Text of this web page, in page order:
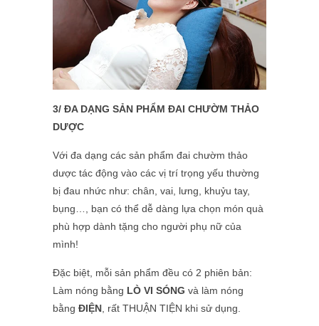
3/ ĐA DẠNG SẢN PHẨM ĐAI CHƯỜM THẢO
DƯỢC
Với đa dạng các sản phẩm đai chườm thảo
dược tác động vào các vị trí trọng yếu thường
bị đau nhức như: chân, vai, lưng, khuỷu tay,
bụng…, bạn có thể dễ dàng lựa chọn món quà
phù hợp dành tặng cho người phụ nữ của
mình!
Đặc biệt, mỗi sản phẩm đều có 2 phiên bản:
Làm nóng bằng LÒ VI SÓNG và làm nóng
bằng ĐIỆN, rất THUẬN TIỆN khi sử dụng.